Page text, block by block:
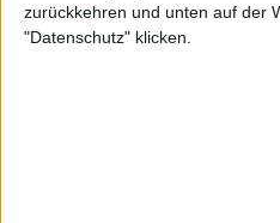
zurückkehren und unten auf der
"Datenschutz" klicken.